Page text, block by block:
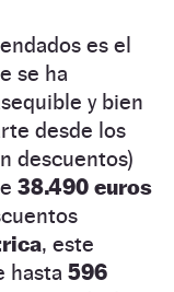
es el
se ha
y bien
desde los
descuentos)
38.490 euros
, este
hasta 596